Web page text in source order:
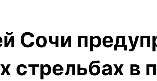
Сочи
стрельбах в